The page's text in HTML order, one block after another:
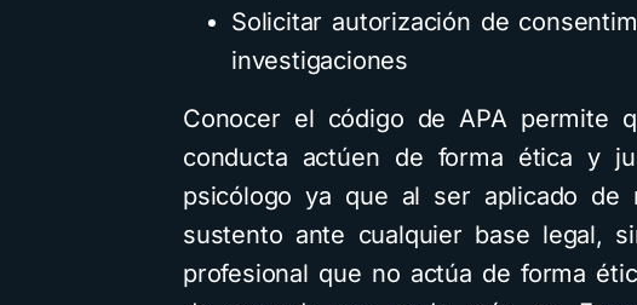
Solicitar autorización de
investigaciones
Conocer el código de APA permite
conducta actúen de forma ética y
psicólogo ya que al ser aplicado de
sustento ante cualquier base legal,
profesional que no actúa de forma